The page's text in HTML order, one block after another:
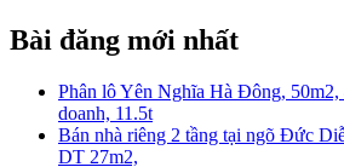
Bài đăng mới nhất
Phân lô Yên Nghĩa Hà Đông,
doanh, 11.5t
Bán nhà riêng 2 tầng tại ngõ Đức
DT 27m2,